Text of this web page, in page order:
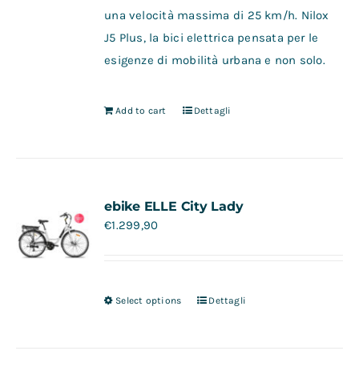
una velocità massima di 25 km/h. Nilox
J5 Plus, la bici elettrica pensata per le
esigenze di mobilità urbana e non solo.
Add to cart Dettagli
ebike ELLE City Lady
€1.299,90
Select options Dettagli